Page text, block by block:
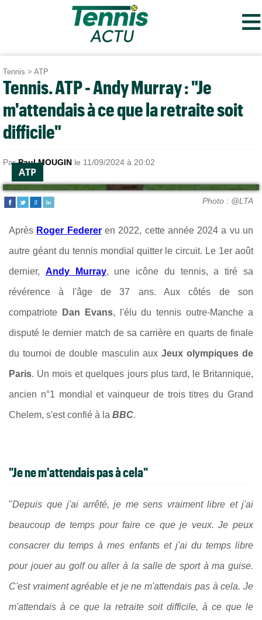
≡
Tennis > ATP
Tennis. ATP - Andy Murray : "Je
m'attendais à ce que la retraite soit
difficile"
ParPaul MOUGIN le 11/09/2024 à 20:02
ATP
Photo : @LTA
Après Roger Federer en 2022, cette année 2024 a vu un
autre géant du tennis mondial quitter le circuit. Le 1er août
dernier, Andy Murray, une icône du tennis, a tiré sa
révérence à l'âge de 37 ans. Aux côtés de son
compatriote Dan Evans, l'élu du tennis outre-Manche a
disputé le dernier match de sa carrière en quarts de finale
du tournoi de double masculin aux Jeux olympiques de
Paris. Un mois et quelques jours plus tard, le Britannique,
ancien n°1 mondial et vainqueur de trois titres du Grand
Chelem, s'est confié à la BBC.
"Je ne m'attendais pas à cela"
"Depuis que j'ai arrêté, je me sens vraiment libre et j'ai
beaucoup de temps pour faire ce que je veux. Je peux
consacrer du temps à mes enfants et j'ai du temps libre
pour jouer au golf ou aller à la salle de sport à ma guise.
C'est vraiment agréable et je ne m'attendais pas à cela. Je
m'attendais à ce que la retraite soit difficile, à ce que le